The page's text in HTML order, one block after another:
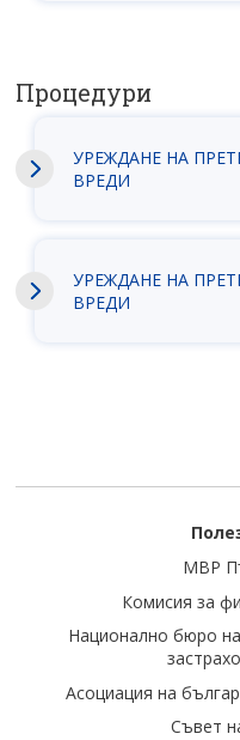
Процедури
УРЕЖДАНЕ НА
ВРЕДИ
УРЕЖДАНЕ НА
ВРЕДИ
МВР
Комисия за
Национално бюро
Асоциация на
Съвет